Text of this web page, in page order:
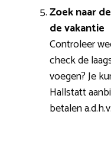
Zoek naar
de vakantie
Controleer
check de
voegen? Je
Hallstatt
betalen